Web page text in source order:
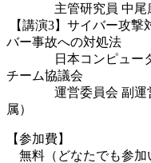
主管研究員 中尾
【講演3】サイバー攻撃
バー事故への対処法
日本コンピューター
チーム協議会
運営委員会 副運営
属）
【参加費】
無料（どなたでも参加